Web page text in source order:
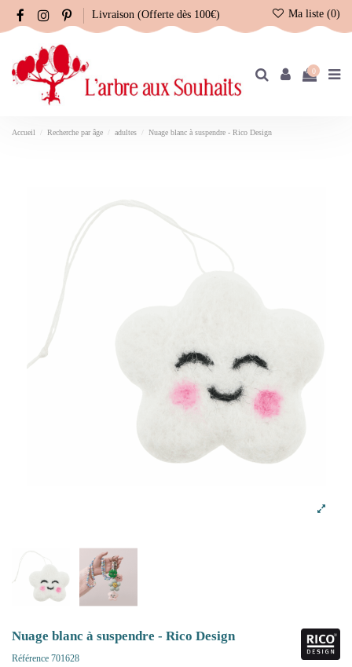
Livraison (Offerte dès 100€) Ma liste (0)
0
Accueil Recherche par âge adultes Nuage blanc à suspendre - Rico Design
Nuage blanc à suspendre - Rico Design
Référence 701628